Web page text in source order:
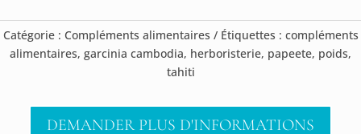
Catégorie : Compléments alimentaires Étiquettes : compléments
alimentaires, garcinia cambodia, herboristerie, papeete, poids,
tahiti
DEMANDER PLUS D'INFORMATIONS